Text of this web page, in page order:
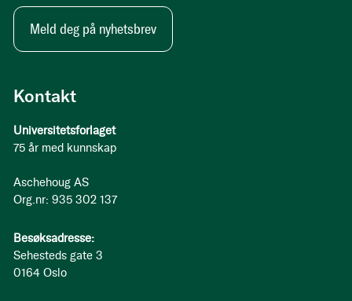
Kontakt
Universitetsforlaget
75 år med kunnskap
Aschehoug AS
Org.nr: 935 302 137
Besøksadresse:
Sehesteds gate 3
0164 Oslo
Meld deg på nyhetsbrev